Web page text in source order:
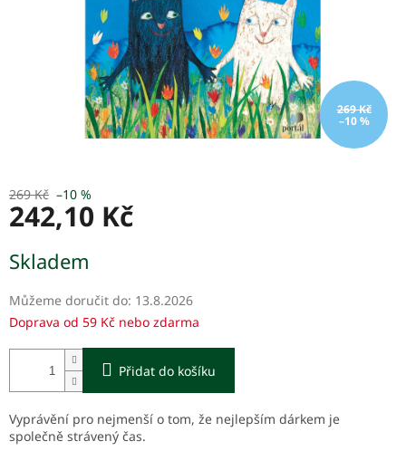
269 Kč
–10 %
269 Kč –10 %
242,10 Kč
cena:
Skladem
Můžeme doručit do: 13.8.2026
Doprava od 59 Kč nebo zdarma
Přidat do košíku
Vyprávění pro nejmenší o tom, že nejlepším dárkem je
společně strávený čas.